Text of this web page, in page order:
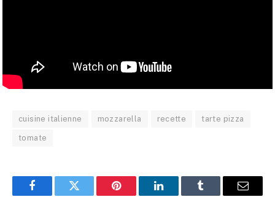
cuisine italienne mozzarella recette tarte pizza
tomate
FacebookTwitter Pinterest LinkedInTumblr
E-